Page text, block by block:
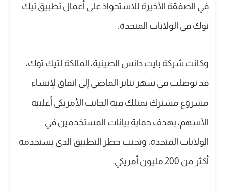
في الصفقة الأخيرة للاستحواذ على أعمال تطبيق تيك
توك في الولايات المتحدة.
وكانت شركة بايت دانس الصينية، المالكة لتيك توك،
قد توصلت في شهر يناير الماضي إلى اتفاق لإنشاء
مشروع مشترك يمتلك فيه الجانب الأمريكي أغلبية
الأسهم، بهدف حماية بيانات المستخدمين في
الولايات المتحدة، وتجنب حظر التطبيق الذي يستخدمه
أكثر من 200 مليون أمريكي.